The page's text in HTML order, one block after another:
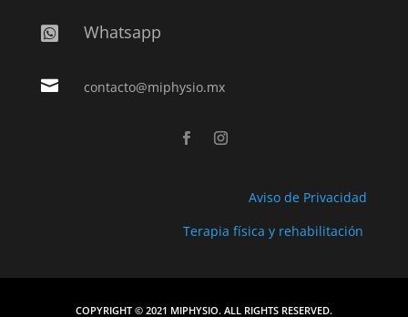
 Whatsapp
 contacto@miphysio.mx
Aviso de Privacidad
Terapia física y rehabilitación
COPYRIGHT © 2021 MIPHYSIO. ALL RIGHTS RESERVED.